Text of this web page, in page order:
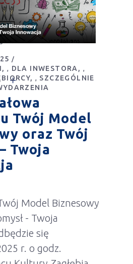
działających na
Dąbrowa Górnicza
konkursu i
,DLA INWESTORA
,SZCZEGÓLNIE
WYDARZENIA